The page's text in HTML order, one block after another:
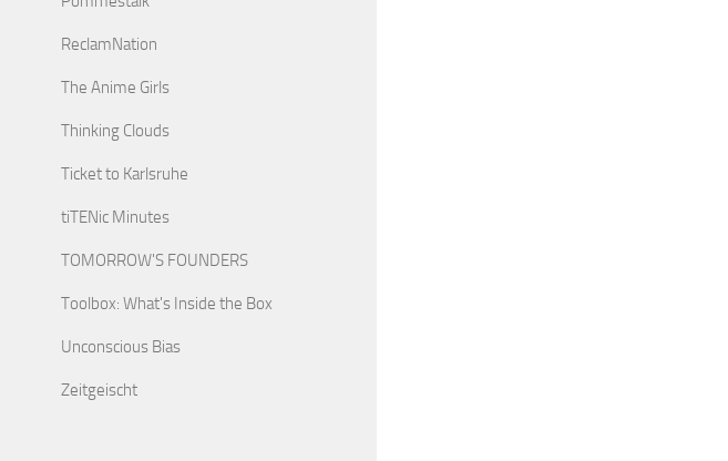
ReclamNation
The Anime Girls
Thinking Clouds
Ticket to Karlsruhe
tiTENic Minutes
TOMORROW'S FOUNDERS
Toolbox: What's Inside the Box
Unconscious Bias
Zeitgeischt